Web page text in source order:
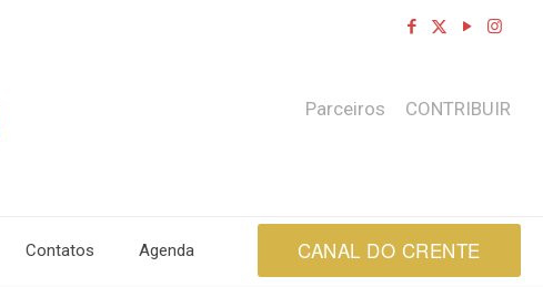
Contatos Agenda
Parceiros CONTRIBUIR
CANAL DO CRENTE